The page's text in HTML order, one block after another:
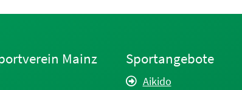
Mainz
Sportangebote
Aikido